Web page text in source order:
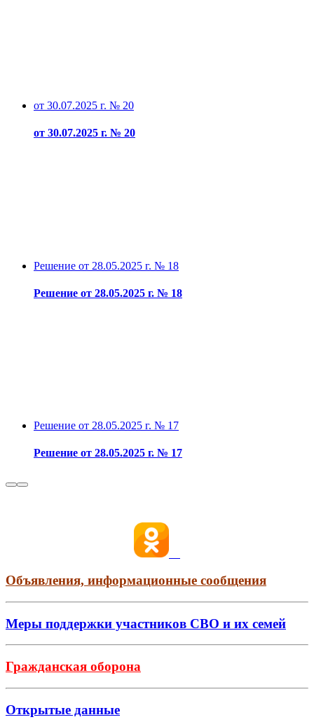
от 30.07.2025 г. № 20
от 30.07.2025 г. № 20
Решение от 28.05.2025 г. № 18
Решение от 28.05.2025 г. № 18
Решение от 28.05.2025 г. № 17
Решение от 28.05.2025 г. № 17
Объявления, информационные сообщения
Меры поддержки участников СВО и их семей
Гражданская оборона
Открытые данные